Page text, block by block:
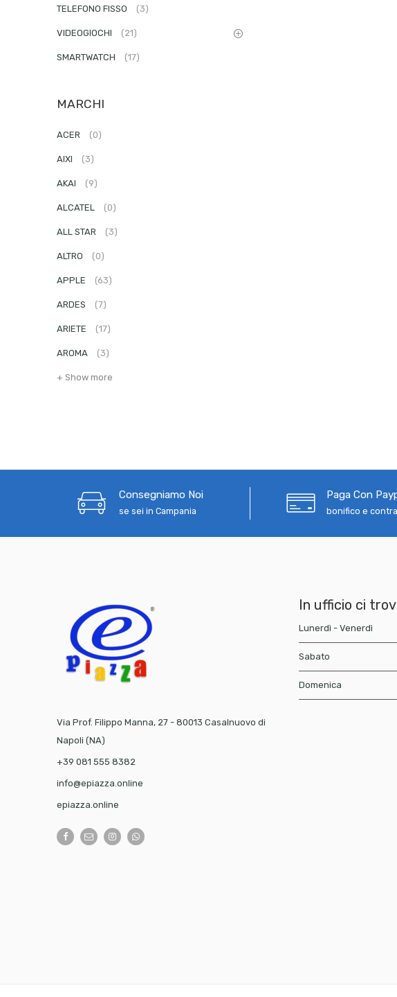
TELEFONO FISSO (3)
VIDEOGIOCHI (21)
SMARTWATCH (17)
MARCHI
ACER (0)
AIXI (3)
AKAI (9)
ALCATEL (0)
ALL STAR (3)
ALTRO (0)
APPLE (63)
ARDES (7)
ARIETE (17)
AROMA (3)
+ Show more
Consegniamo Noi
se sei in Campania
Paga Con
bonifico e
Via Prof. Filippo Manna, 27 - 80013 Casalnuovo di
Napoli (NA)
+39 081 555 8382
info@epiazza.online
epiazza.online
In ufficio ci
Lunerdì - Venerdì
Sabato
Domenica